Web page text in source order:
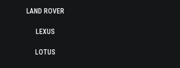
LAND ROVER
LEXUS
LOTUS